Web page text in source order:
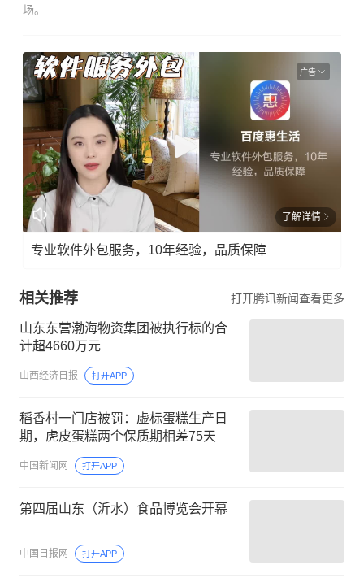
场。
广告
了解详情
专业软件外包服务，10年经验，品质保障
相关推荐 打开腾讯新闻查看更多
山东东营渤海物资集团被执行标的合
计超4660万元
山西经济日报 打开APP
稻香村一门店被罚：虚标蛋糕生产日
期，虎皮蛋糕两个保质期相差75天
中国新闻网 打开APP
第四届山东（沂水）食品博览会开幕
中国日报网 打开APP